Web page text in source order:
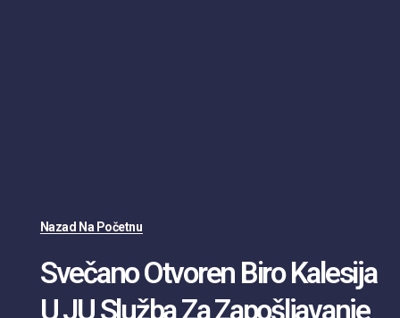
Nazad Na Početnu
Svečano Otvoren Biro Kalesija
U JU Služba Za Zapošljavanje